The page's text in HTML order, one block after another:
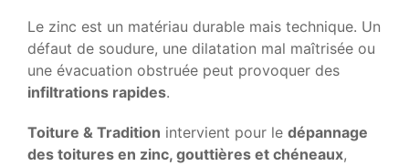
Le zinc est un matériau durable mais technique. Un
défaut de soudure, une dilatation mal maîtrisée ou
une évacuation obstruée peut provoquer des
infiltrations rapides.
Toiture & Tradition intervient pour le dépannage
des toitures en zinc, gouttières et chéneaux,